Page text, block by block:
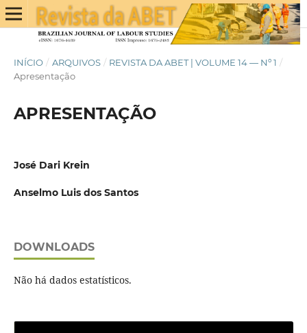
INÍCIO / ARQUIVOS / REVISTA DA ABET | VOLUME 14 — Nº 1 /
Apresentação
APRESENTAÇÃO
José Dari Krein
Anselmo Luis dos Santos
DOWNLOADS
Não há dados estatísticos.